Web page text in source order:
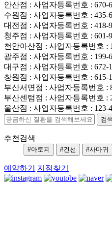
안산점 : 사업자등록번호 : 670-
수원점 : 사업자등록번호 : 435-
대전점 : 사업자등록번호 : 418-
청주점 : 사업자등록번호 : 601-
천안아산점 : 사업자등록번호 :
광주점 : 사업자등록번호 : 199-
대구점 : 사업자등록번호 : 672-
창원점 : 사업자등록번호 : 615-
부산서면점 : 사업자등록번호 :
부산센텀점 : 사업자등록번호 :
울산점 : 사업자등록번호 : 123-
추천검색
#아토피 #건선 #사마귀
예약하기 지점찾기